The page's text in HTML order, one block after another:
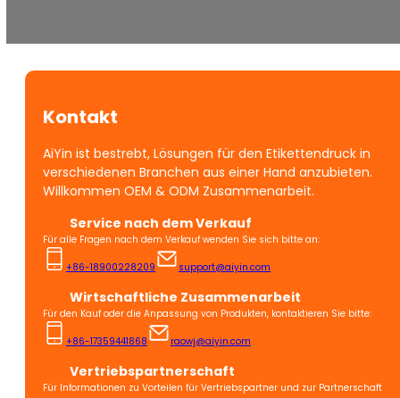
Kontakt
AiYin ist bestrebt, Lösungen für den Etikettendruck in
verschiedenen Branchen aus einer Hand anzubieten.
Willkommen OEM & ODM Zusammenarbeit.
Service nach dem Verkauf
Für alle Fragen nach dem Verkauf wenden Sie sich bitte an:
+86-18900228209 support@aiyin.com
Wirtschaftliche Zusammenarbeit
Für den Kauf oder die Anpassung von Produkten, kontaktieren Sie bitte:
+86-17359441868 raowj@aiyin.com
Vertriebspartnerschaft
Für Informationen zu Vorteilen für Vertriebspartner und zur Partnerschaft